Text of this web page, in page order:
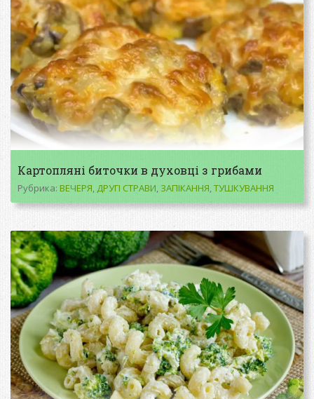
Картопляні биточки в духовці з грибами
Рубрика: ВЕЧЕРЯ,ДРУГІ СТРАВИ, ЗАПІКАННЯ,ТУШКУВАННЯ